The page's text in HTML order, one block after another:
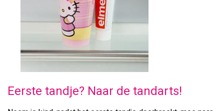
Eerste tandje? Naar de tandarts!